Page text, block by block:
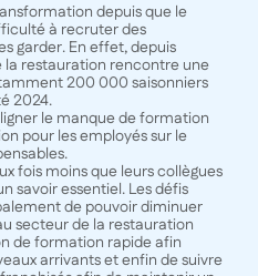
depuis que le
à recruter des
garder. En effet, depuis
la restauration rencontre une
200 000 saisonniers
2024.
le manque de formation
pour les employés sur le
fois moins que leurs collègues
savoir essentiel. Les défis
de pouvoir diminuer
secteur de la restauration
de formation rapide afin
arrivants et enfin de suivre